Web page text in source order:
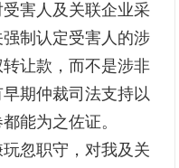
害人及关联企业采
制认定受害人的涉
让款，而不是涉非
期仲裁司法支持以
能为之佐证。
忽职守，对我及关